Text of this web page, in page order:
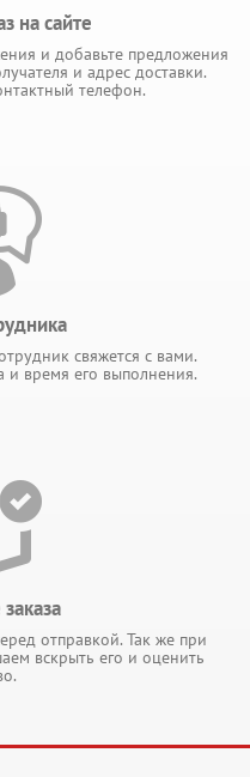
на сайте
и добавьте предложения
и адрес доставки.
телефон.
свяжется с вами.
и время его выполнения.
отправкой. Так же при
вскрыть его и оценить